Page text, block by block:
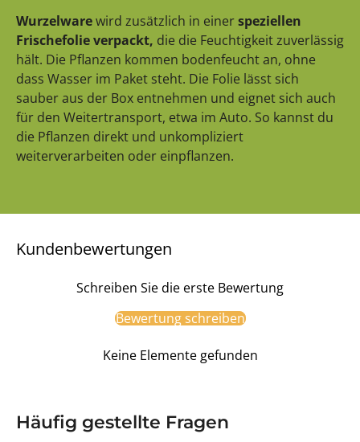
Wurzelwarewird zusätzlich in einerspeziellen
Frischefolie verpackt, die die Feuchtigkeit zuverlässig
hält. Die Pflanzen kommen bodenfeucht an, ohne
dass Wasser im Paket steht. Die Folie lässt sich
sauber aus der Box entnehmen und eignet sich auch
für den Weitertransport, etwa im Auto. So kannst du
die Pflanzen direkt und unkompliziert
weiterverarbeiten oder einpflanzen.
Kundenbewertungen
Schreiben Sie die erste Bewertung
Bewertung schreiben
Keine Elemente gefunden
Häufig gestellte Fragen